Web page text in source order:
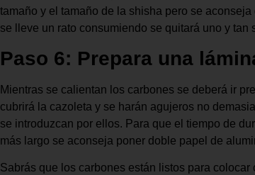
tamaño y el tamaño de la shisha pero se
se lleve un rato consumiendo se quitará uno y
Paso 6: Prepara una
Mientras se calientan los carbones se deberá ir
cubrirá la cazoleta y se harán agujeros no
se introduzcan por ellos. Para que el tiempo de
más largo se aconseja poner doble papel de
Sabrás que los carbones están listos para